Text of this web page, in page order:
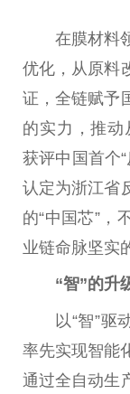
在膜材料
优化，从原料
证，全链赋予
的实力，推
获评中国首个
认定为浙江省
的“中国芯”，
业链命脉坚实
“智”的升
以“智”驱
率先实现智能
通过全自动生